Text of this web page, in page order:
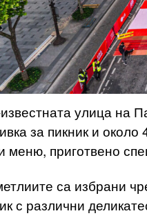
улица на
за пикник и
меню, приготвено
са избрани
с различни